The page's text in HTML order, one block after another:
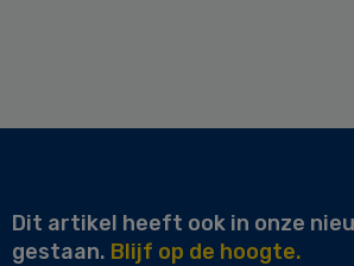
Dit artikel heeft ook in onze
gestaan. Blijf op de hoogte.